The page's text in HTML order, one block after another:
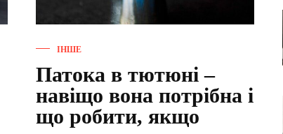
ІНШЕ
Патока в тютюні –
навіщо вона потрібна і
що робити, якщо